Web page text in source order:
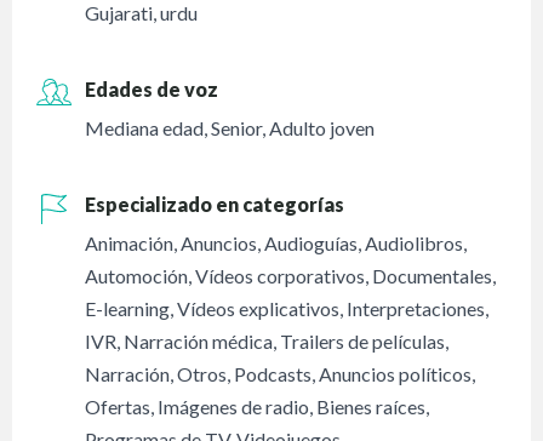
Gujarati, urdu
Edades de voz
Mediana edad,Senior,Adulto joven
Especializado en categorías
Animación,Anuncios,Audioguías,Audiolibros,
Automoción,Vídeos corporativos, Documentales,
E-learning,Vídeos explicativos, Interpretaciones,
IVR, Narración médica, Trailers de películas,
Narración,Otros, Podcasts,Anuncios políticos,
Ofertas, Imágenes de radio, Bienes raíces,